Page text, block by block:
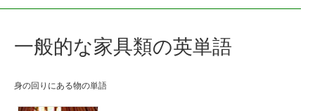
旅
行
英
一般的な家具類の英単語
身の回りにある物の単語